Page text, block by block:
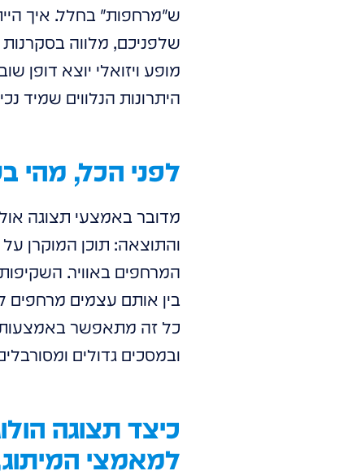
ש"מרחפות" בחלל. איך
שלפניכם, מלווה
מופע ויזואלי יוצא דופן
היתרונות הנלווים שמיד
לפני הכל, מהי
מדובר באמצעי תצוגה
והתוצאה: תוכן המוקרן
המרחפים באוויר.
בין אותם עצמים מרחפים
ובמסכים גדולים
כיצד תצוגה
למאמצי